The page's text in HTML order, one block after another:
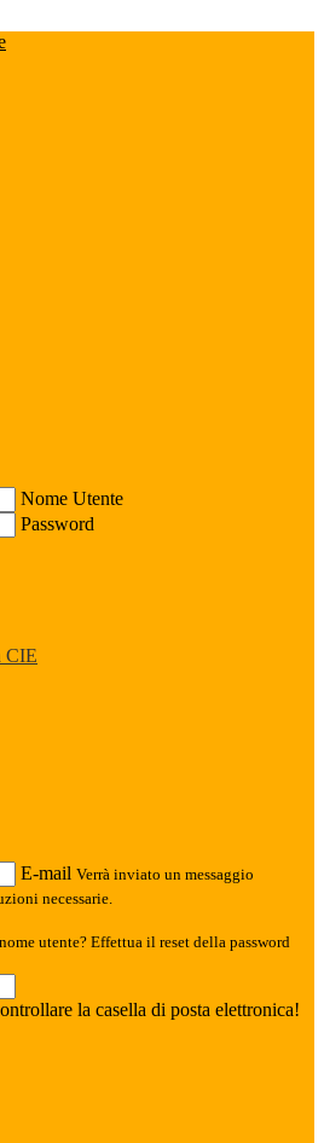
Nome Utente
Password
CIE
E-mail Verrà inviato un messaggio
necessarie.
utente? Effettua il reset della password
la casella di posta elettronica!